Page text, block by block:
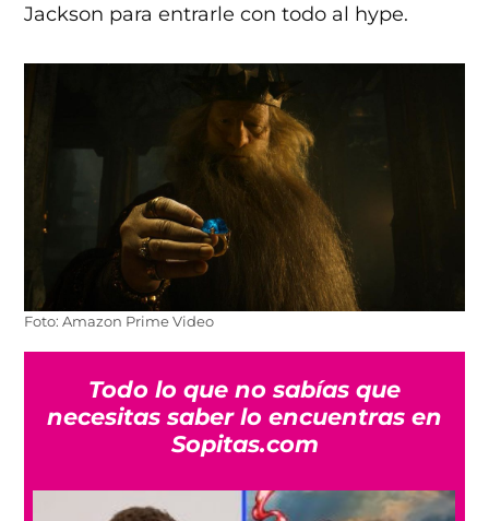
Jackson para entrarle con todo al hype.
Foto: Amazon Prime Video
Todo lo que no sabías que
necesitas saber lo encuentras en
Sopitas.com